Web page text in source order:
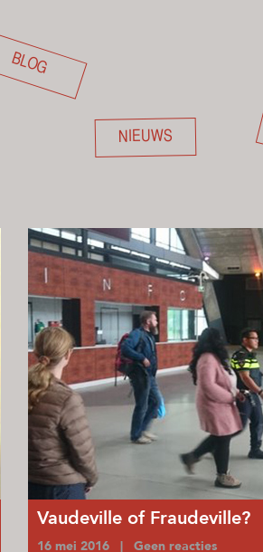
BLOG
NIEUWS
Vaudeville of Fraudeville?
16 mei 2016 | Geen reacties